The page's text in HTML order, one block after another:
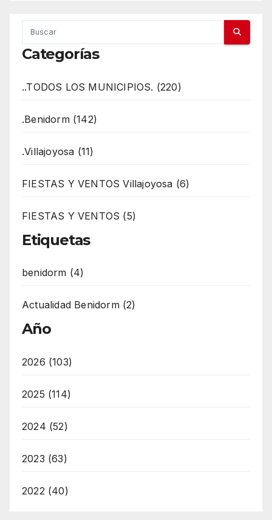
Categorías
..TODOS LOS MUNICIPIOS. (220)
.Benidorm (142)
.Villajoyosa (11)
FIESTAS Y VENTOS Villajoyosa (6)
FIESTAS Y VENTOS (5)
Etiquetas
benidorm (4)
Actualidad Benidorm (2)
Año
2026 (103)
2025 (114)
2024 (52)
2023 (63)
2022 (40)